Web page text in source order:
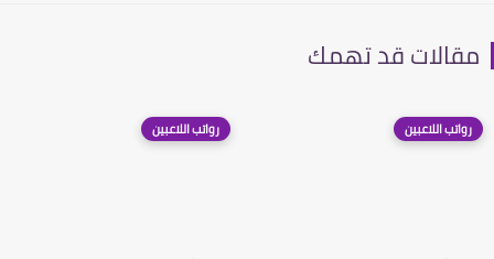
قد تهمك
رواتب اللاعبين رواتب اللاعبين